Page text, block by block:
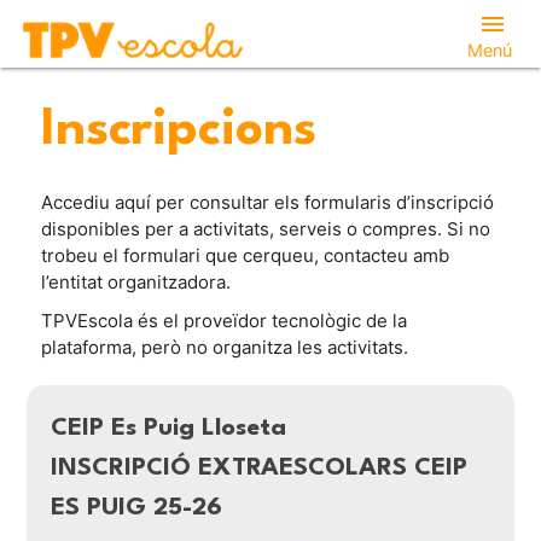
menu
Menú
Inscripcions
Accediu aquí per consultar els formularis d’inscripció
disponibles per a activitats, serveis o compres. Si no
trobeu el formulari que cerqueu, contacteu amb
l’entitat organitzadora.
TPVEscola és el proveïdor tecnològic de la
plataforma, però no organitza les activitats.
CEIP Es Puig Lloseta
INSCRIPCIÓ EXTRAESCOLARS CEIP
ES PUIG 25-26